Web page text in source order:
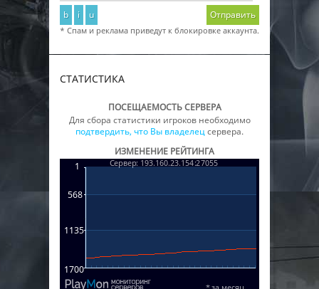
b i u Отправить
* Спам и реклама приведут к блокировке аккаунта.
СТАТИСТИКА
ПОСЕЩАЕМОСТЬ СЕРВЕРА
Для сбора статистики игроков необходимо
подтвердить, что Вы владелецсервера.
ИЗМЕНЕНИЕ РЕЙТИНГА